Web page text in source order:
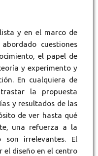
y en el marco de
cuestiones
el papel de
y experimento y
En cualquiera de
la propuesta
y resultados de las
de ver hasta qué
una refuerza a la
irrelevantes. El
el diseño en el centro